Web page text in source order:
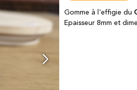
Gomme à l'effigie du
Epaisseur 8mm et